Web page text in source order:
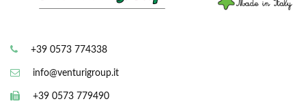
+39 0573 774338
info@venturigroup.it
+39 0573 779490